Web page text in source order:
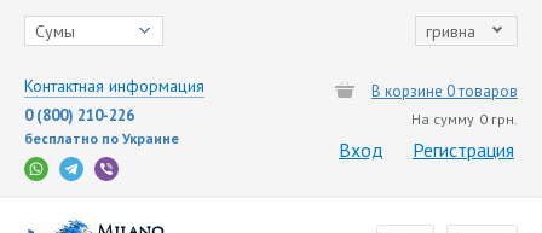
Сумы гривна
Контактная информация
0 (800) 210-226
бесплатно по Украине
В корзине 0 товаров
На сумму 0 грн.
Вход Регистрация